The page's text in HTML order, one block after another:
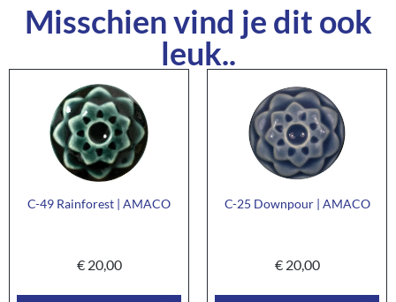
Misschien vind je dit ook
leuk..
C-49 Rainforest | AMACO
€20,00
C-25 Downpour | AMACO
€20,00